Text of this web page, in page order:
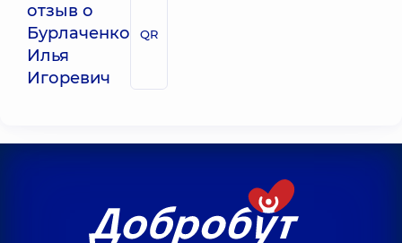
отзыв о
Бурлаченко
Илья
Игоревич
QR